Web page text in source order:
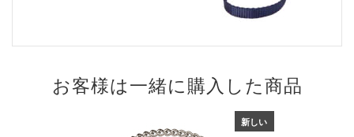
お客様は一緒に購入した商品
新しい